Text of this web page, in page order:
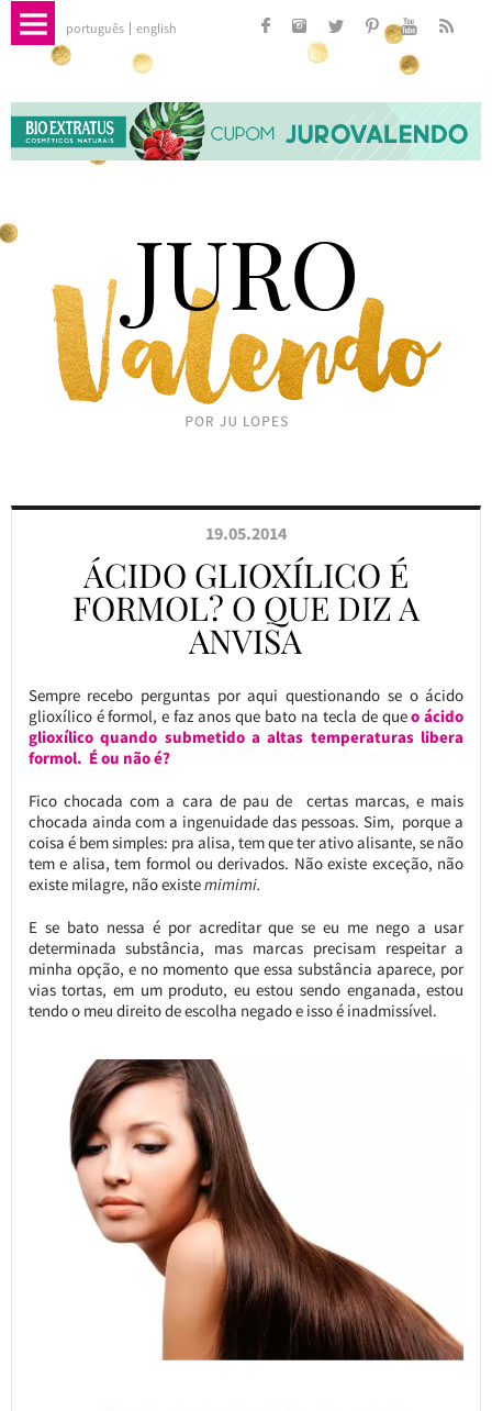
português english
19.05.2014
ÁCIDO GLIOXÍLICO É
FORMOL? O QUE DIZ A
ANVISA
Sempre recebo perguntas por aqui questionando se o ácido
glioxílico é formol, e faz anos que bato na tecla de queo ácido
glioxílico quando submetido a altas temperaturas libera
formol. É ou não é?
Fico chocada com a cara de pau de certas marcas, e mais
chocada ainda com a ingenuidade das pessoas. Sim, porque a
coisa é bem simples: pra alisa, tem que ter ativo alisante, se não
tem e alisa, tem formol ou derivados. Não existe exceção, não
existe milagre, não existemimimi.
E se bato nessa é por acreditar que se eu me nego a usar
determinada substância, mas marcas precisam respeitar a
minha opção, e no momento que essa substância aparece, por
vias tortas, em um produto, eu estou sendo enganada, estou
tendo o meu direito de escolha negado e isso é inadmissível.